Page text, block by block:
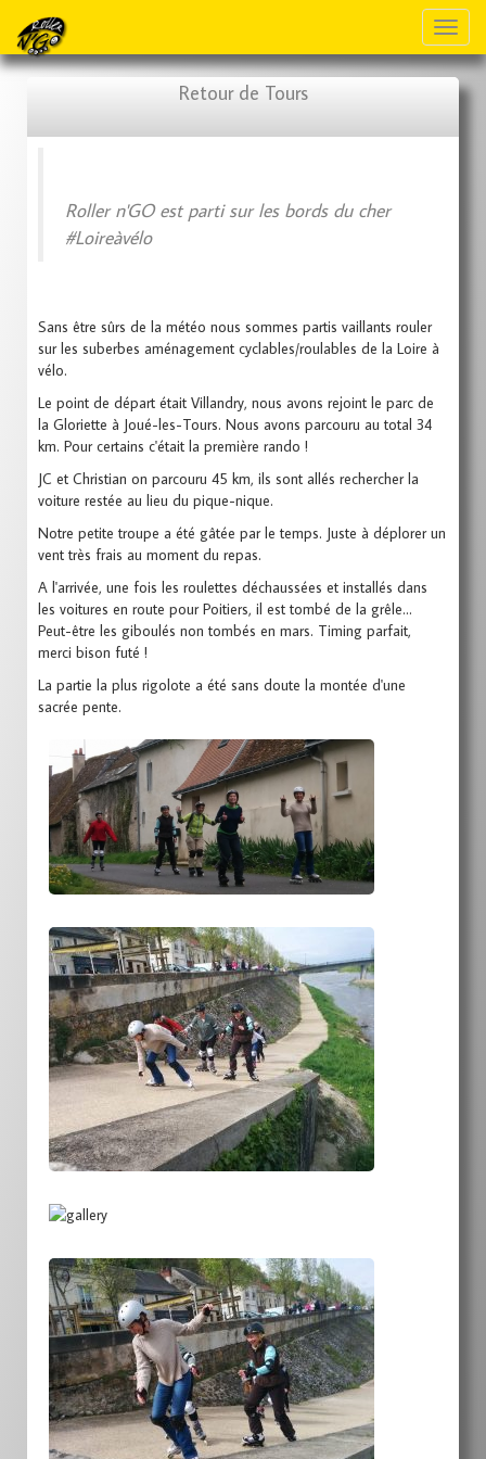
Retour de Tours
Roller n'GO est parti sur les bords du cher
#Loireàvélo
Sans être sûrs de la météo nous sommes partis vaillants rouler
sur les suberbes aménagement cyclables/roulables de la Loire à
vélo.
Le point de départ était Villandry, nous avons rejoint le parc de
la Gloriette à Joué-les-Tours. Nous avons parcouru au total 34
km. Pour certains c'était la première rando !
JC et Christian on parcouru 45 km, ils sont allés rechercher la
voiture restée au lieu du pique-nique.
Notre petite troupe a été gâtée par le temps. Juste à déplorer un
vent très frais au moment du repas.
A l'arrivée, une fois les roulettes déchaussées et installés dans
les voitures en route pour Poitiers, il est tombé de la grêle…
Peut-être les giboulés non tombés en mars. Timing parfait,
merci bison futé !
La partie la plus rigolote a été sans doute la montée d'une
sacrée pente.